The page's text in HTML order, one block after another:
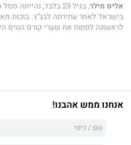
אליס מילר
, בגיל 23 בלבד,
בישראל לאחר עתירתה לבג“ץ. בזכות
לראשונה לפתוח את שערי קורס הטיס
במסע החיים המופלא שאליס חולקת
המרכיבים של סיפור מתח טוב. כזה
ובית על גדת נהר.
אנחנו ממש אהבנו!